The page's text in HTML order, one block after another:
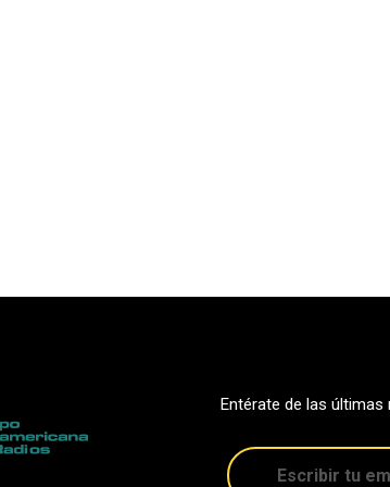
Entérate de las últimas